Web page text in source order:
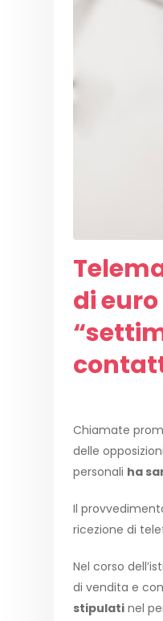
di
Chiamate
delle
personali ha
Il
ricezione di
Nel corso
di vendita e
stipulati nel